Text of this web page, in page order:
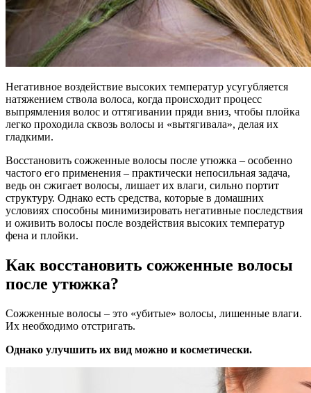
Негативное воздействие высоких температур усугубляется
натяжением ствола волоса, когда происходит процесс
выпрямления волос и оттягивании пряди вниз, чтобы плойка
легко проходила сквозь волосы и «вытягивала», делая их
гладкими.
Восстановить сожженные волосы после утюжка – особенно
частого его применения – практически непосильная задача,
ведь он сжигает волосы, лишает их влаги, сильно портит
структуру. Однако есть средства, которые в домашних
условиях способны минимизировать негативные последствия
и оживить волосы после воздействия высоких температур
фена и плойки.
Как восстановить сожженные волосы
после утюжка?
Сожженные волосы – это «убитые» волосы, лишенные влаги.
Их необходимо отстригать.
Однако улучшить их вид можно и косметически.